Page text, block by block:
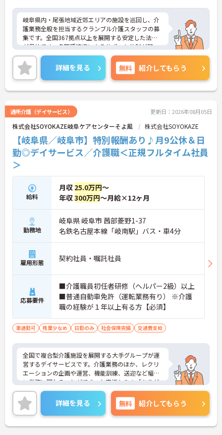
ため、月平均の残業時間は5時間から7時間程度とか
なり少なめに抑えられます
・夜勤明けの翌日は原則としてお休みとなるシフト
編成が組まれており、しっかりと休息を取りながら
長期的な就業が可能です
＜評価制度でキャリアアップ＞
・介護福祉士や初任者研修などの資格や実務経験、
夜勤回数がしっかりと給与に反映されるためモチベ
ーションを維持できます
・年次を問わずリーダーや主任などのマネジメント
キャリア形成が可能です
岐阜県内・尾張地域近郊エリアの施設を巡回し、介
護業務全般を担当するクランブル介護スタッフの募
集です。全国367拠点以上を展開する安定した法人
が母体です。多職種連携によるサポート体制が整っ
ており、周囲と協力しながら業務に取り組める環境
です。在宅系から入居系まで幅広いサービスを提供
しているため、様々な経験を通じて介護のプロフェ
ッショナルとしてスキルアップが期待できます。ま
た、日々の頑張りやチームへの貢献を評価する特別
指せます。産休・育休の取得やリフレッシュ休暇な
ど、ライフステージの変化に合わせた柔軟な働き方
が可能なため、無理なく長期的なキャリアを築ける
環境が整っています。
★おすすめPOINT★
一人で抱え込まず安心して業務に取り組めます。
・周囲とサポートし合いながらお客様の生活を支え
す。
【多彩な経験を積み、専門性やキャリアを高められ
・在宅系から入居系まで幅広いサービスを展開して
おり、様々な現場での経験を通じてスキルアップが
用意されているため、ご自身の目標に合わせて成長
していける環境です。
れます】
・施設運営への貢献やチームワークを評価する独自
期待できます。
・日々の努力が目に見える形で還元されるため、高
いモチベーションを維持しながらやりがいを持って
働けます。
【個性を活かしながら、自分らしいスタイルで働け
ます】
・髪色やネイル、ヒゲなどが原則自由となってお
らしく働ける環境です。
詳細を見る 無料 紹介してもらう
通所介護（デイサービス） 更新日：2026年08月05日
株式会社SOYOKAZE岐阜ケアセンターそよ風 株式会社SOYOKAZE
【岐阜県／岐阜市】特別報酬あり♪月9公休＆日
勤◎デイサービス／介護職＜正規フルタイム社員
＞
給料
月収 25.0万円～
年収300万円～月給×12ヶ月
勤務地
岐阜県 岐阜市 茜部菱野1-37
名鉄名古屋本線「岐南駅」バス・車4分
雇用形態 契約社員・嘱託社員
応募要件
■介護職員初任者研修（ヘルパー2級）以上
■普通自動車免許（運転業務有り） ※介護
職の経験が１年以上有る方【必須】
車通勤可 残業少なめ 日勤のみ 社会保険完備 交通費支給
全国で複合型介護施設を展開する大手グループが運
営するデイサービスです。介護業務のほか、レクリ
エーションの企画や運営、機能訓練、送迎など幅広
い業務に関わることができ、お客様からの「ありが
とう」を直接やりがいにできる環境です。有給休暇
とは別に年間17日間のリフレッシュ休暇が付与さ
れ、平日の取得もしやすいため、ご家庭との両立や
ご自身の趣味など、プライベートを大切にしながら
日勤帯で無理なく働き続けられます。髪色やネイル
詳細を見る 無料 紹介してもらう